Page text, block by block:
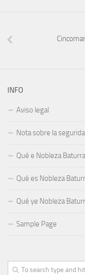
INFO
Aviso legal
Nota sobre la
Qué e Nobleza Baturra
Qué es Nobleza
Qué ye Nobleza
Sample Page